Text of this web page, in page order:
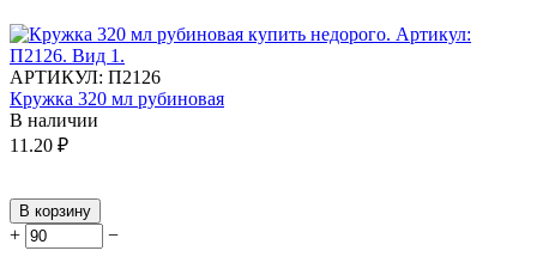
АРТИКУЛ: П2126
Кружка 320 мл рубиновая
В наличии
11.20 ₽
В корзину
+ −